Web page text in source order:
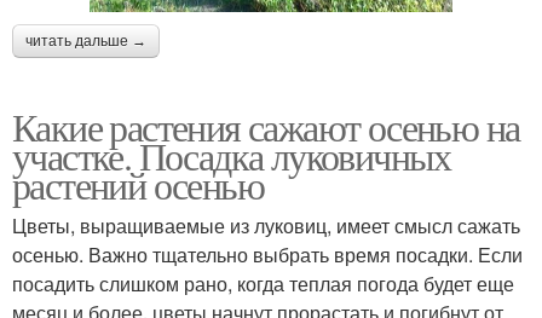
читать дальше →
Какие растения сажают осенью на
участке. Посадка луковичных
растений осенью
Цветы, выращиваемые из луковиц, имеет смысл сажать
осенью. Важно тщательно выбрать время посадки. Если
посадить слишком рано, когда теплая погода будет еще